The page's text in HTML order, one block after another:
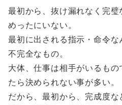
最初から、抜け漏れなく完
めったにいない。
最初に出される指示・命令な
不完全なもの。
大体、仕事は相手がいるも
たら決められない事が多い。
だから、最初から、完成度な